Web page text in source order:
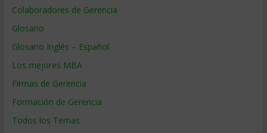
Colaboradores de Gerencia
Glosario
Glosario Inglés – Español
Los mejores MBA
Firmas de Gerencia
Formación de Gerencia
Todos los Temas